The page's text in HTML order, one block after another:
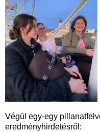
Végül egy-egy
eredményhirdetésről: